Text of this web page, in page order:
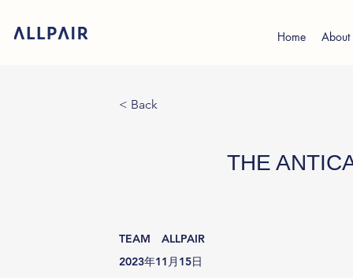
Home About
< Back
THE
TEAM ALLPAIR
2023年11月15日